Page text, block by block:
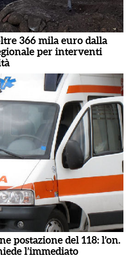
366 mila euro dalla
per interventi
postazione del 118: l’on.
l’immediato